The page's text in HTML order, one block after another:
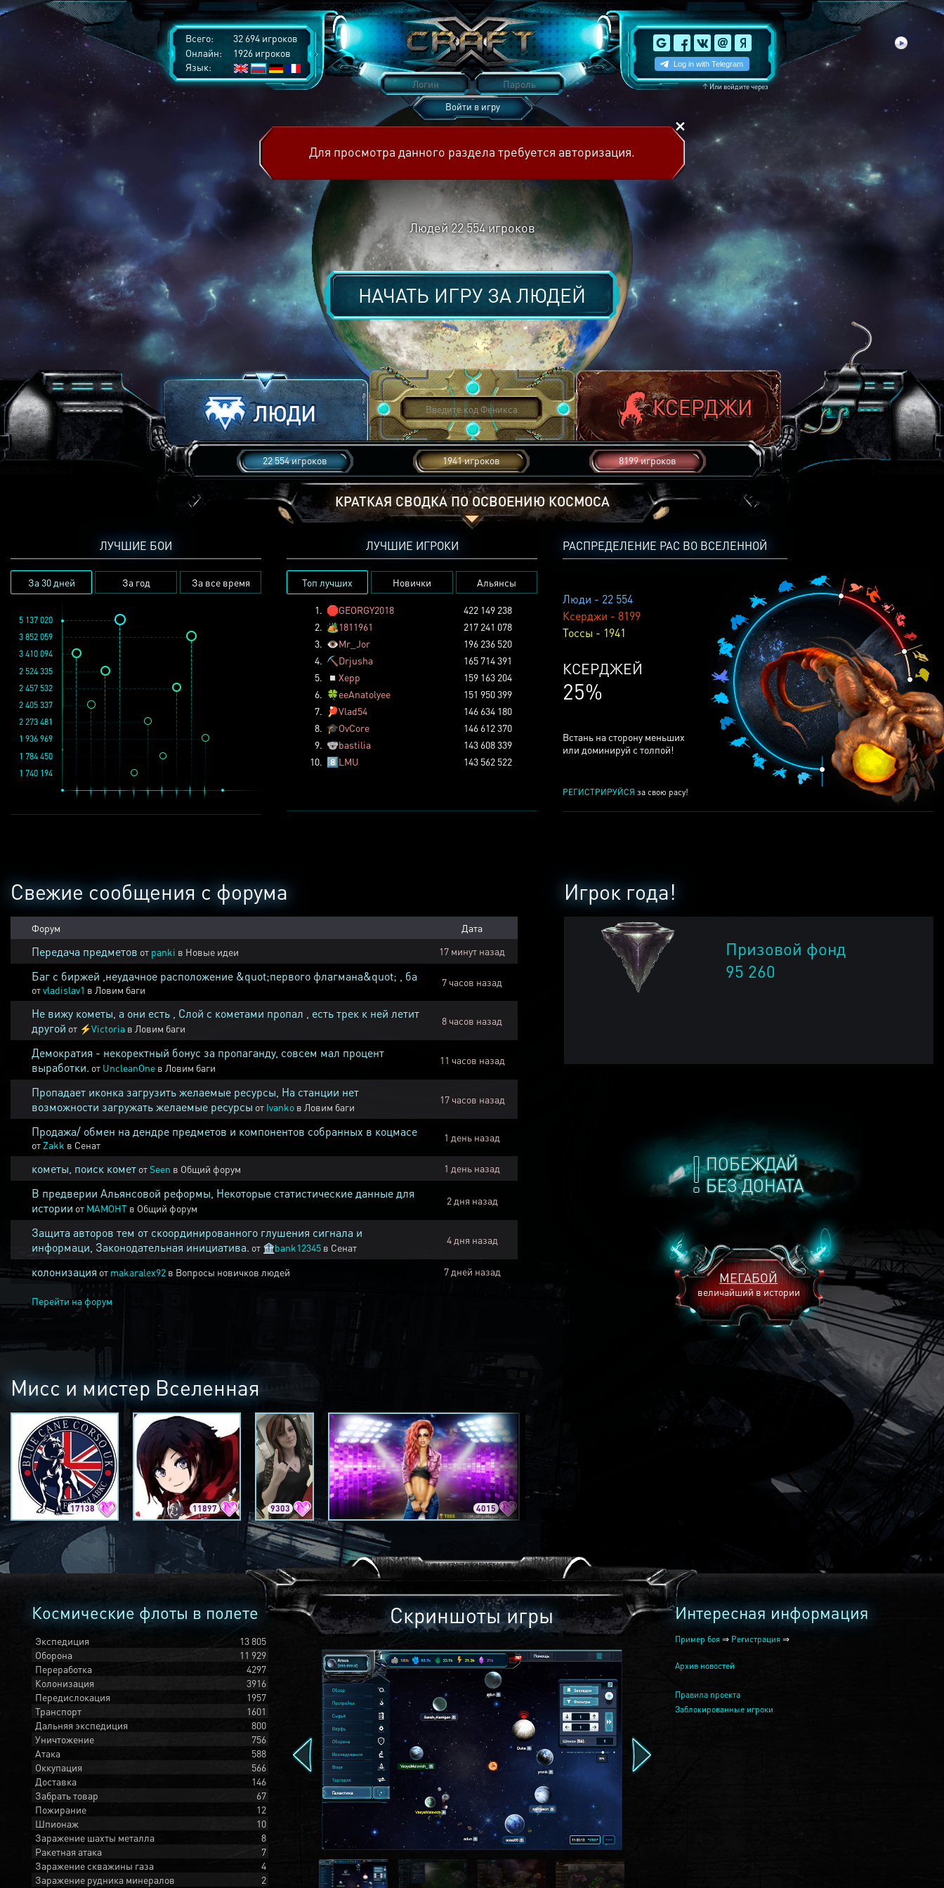
Всего:
32 694 игроков
Онлайн:
1926 игроков
Язык:
↑Или войдите через
Войти в игру
Для просмотра данного раздела требуется авторизация.
Людей 22 554игроков
НАЧАТЬ ИГРУ ЗАЛЮДЕЙ
22 554 игроков 1941 игроков 8199 игроков
КРАТКАЯ СВОДКА ПО ОСВОЕНИЮ КОСМОСА
РАСПРЕДЕЛЕНИЕ РАС ВО ВСЕЛЕННОЙ
Люди - 22 554
Ксерджи - 8199
Тоссы - 1941
ТОССОВ
5%
Встань на сторону меньших
или доминируй с толпой!
РЕГИСТРИРУЙСЯ за свою расу!
ЛУЧШИЕ БОИ
За 30 дней За год За все время
1 936 969
3 852 059
2 457 532
1 784 450
2 273 481
1 740 194
5 137 020
2 524 335
2 405 337
3 410 094
ЛУЧШИЕ ИГРОКИ
Топ лучших Новички Альянсы
1. 🛑GEORGY2018
422 149 238
2. 🏕️1811961
217 241 078
3. 👁️Mr_Jor
196 236 520
4. ⛏️ Drjusha
165 714 391
5.
◽ Xepp
159 163 204
6. 🍀eeAnatolyee
151 950 399
7.
🏓Vlad54
146 634 180
8. 🎓OvCore
146 612 370
9. 🐨bastilia
143 608 339
10. 8️⃣LMU 143 562 522
ПОБЕЖДАЙ
БЕЗ ДОНАТА
МЕГАБОЙ
величайший в истории
Игрок года!
Призовой фонд
95 260
Свежие сообщения с форума
Форум Дата
Передача предметов от panki в Новые идеи 17 минут назад
Баг с биржей ,неудачное расположение &quot;первого флагмана&quot; , ба
отvladislav1 в Ловим баги
7 часов назад
Не вижу кометы, а они есть , Слой с кометами пропал , есть трек к ней летит
другой от ⚡Victoria в Ловим баги
8 часов назад
Демократия - некоректный бонус за пропаганду, совсем мал процент
выработки. от UncleanOne в Ловим баги
11 часов назад
Пропадает иконка загрузить желаемые ресурсы, На станции нет
возможности загружать желаемые ресурсы от Ivanko в Ловим баги
17 часов назад
Продажа/ обмен на дендре предметов и компонентов собранных в коцмасе
от Zakk в Сенат
1 день назад
кометы, поиск комет отSeen в Общий форум 1 день назад
В предверии Альянсовой реформы, Некоторые статистические данные для
истории от MAMOHT в Общий форум
2 дня назад
Защита авторов тем от скоординированного глушения сигнала и
информаци, Законодательная инициатива. от 🏦bank12345 в Сенат
4 дня назад
колонизация от makaralex92 в Вопросы новичков людей 7 дней назад
Перейти на форум
Мисс и мистер Вселенная
17138 11897 9303 4015 2240
Космические флоты в полете
Экспедиция
13 805
Оборона
11 929
Переработка
4297
Колонизация
3916
Передислокация
1957
Транспорт
1601
Дальняя экспедиция
800
Уничтожение
756
Атака
588
Оккупация
566
Доставка
146
Забрать товар
67
Пожирание
12
Шпионаж
10
Заражение шахты металла
8
Ракетная атака
7
Заражение скважины газа
4
Заражение рудника минералов
2
Скриншоты игры Интересная информация
Пример боя ⇒ Регистрация ⇒
Архив новостей
Правила проекта
Заблокированные игроки